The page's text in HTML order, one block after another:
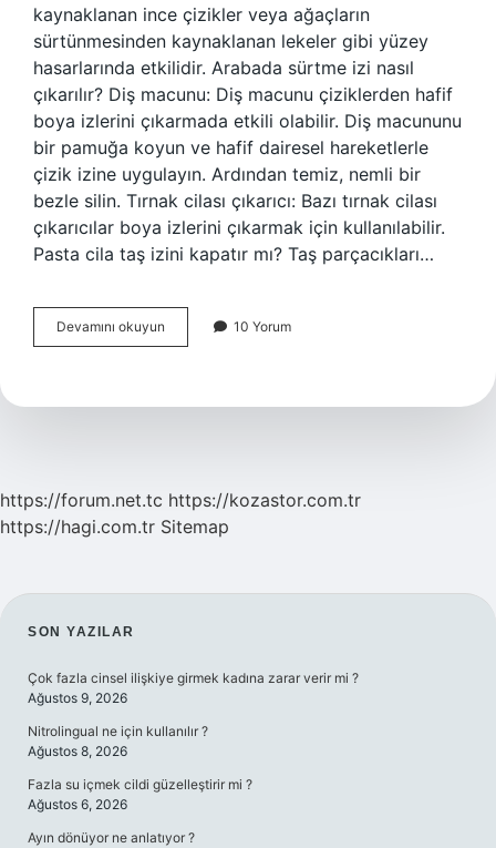
kaynaklanan ince çizikler veya ağaçların
sürtünmesinden kaynaklanan lekeler gibi yüzey
hasarlarında etkilidir. Arabada sürtme izi nasıl
çıkarılır? Diş macunu: Diş macunu çiziklerden hafif
boya izlerini çıkarmada etkili olabilir. Diş macununu
bir pamuğa koyun ve hafif dairesel hareketlerle
çizik izine uygulayın. Ardından temiz, nemli bir
bezle silin. Tırnak cilası çıkarıcı: Bazı tırnak cilası
çıkarıcılar boya izlerini çıkarmak için kullanılabilir.
Pasta cila taş izini kapatır mı? Taş parçacıkları…
Devamını okuyun
Cila
Çıkarır
10 Yorum
https://forum.net.tc https://kozastor.com.tr
https://hagi.com.tr Sitemap
SIDEBAR
SON YAZILAR
Çok fazla cinsel ilişkiye girmek kadına zarar verir mi ?
Ağustos 9, 2026
Nitrolingual ne için kullanılır ?
Ağustos 8, 2026
Fazla su içmek cildi güzelleştirir mi ?
Ağustos 6, 2026
Ayın dönüyor ne anlatıyor ?